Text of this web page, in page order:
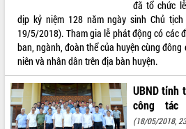
đã tổ chức
dịp kỷ niệm 128 năm ngày sinh Chủ
19/5/2018). Tham gia lễ phát động có các
ban, ngành, đoàn thể của huyện cùng
niên và nhân dân trên địa bàn huyện.
UBND tỉnh
công
(18/05/2018,